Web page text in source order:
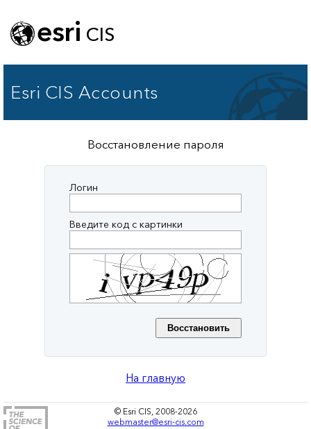
esri CIS
Esri CIS Accounts
Восстановление пароля
Логин
Введите код с картинки
На главную
© Esri CIS, 2008-2026
webmaster@esri-cis.com